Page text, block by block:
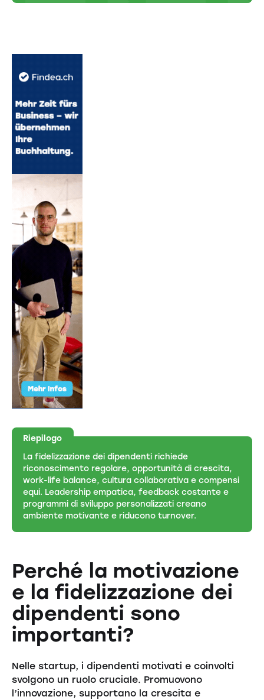
Riepilogo
La fidelizzazione dei dipendenti richiede
riconoscimento regolare, opportunità di crescita,
work-life balance, cultura collaborativa e compensi
equi. Leadership empatica, feedback costante e
programmi di sviluppo personalizzati creano
ambiente motivante e riducono turnover.
Perché la motivazione
e la fidelizzazione dei
dipendenti sono
importanti?
Nelle startup, i dipendenti motivati e coinvolti
svolgono un ruolo cruciale. Promuovono
l’innovazione, supportano la crescita e